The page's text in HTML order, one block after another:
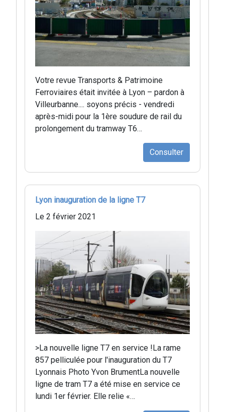
Votre revue Transports & Patrimoine
Ferroviaires était invitée à Lyon – pardon à
Villeurbanne.... soyons précis - vendredi
après-midi pour la 1ère soudure de rail du
prolongement du tramway T6…
Consulter
Lyon inauguration de la ligne T7
Le 2 février 2021
>La nouvelle ligne T7 en service !La rame
857 pelliculée pour l'inauguration du T7
Lyonnais Photo Yvon BrumentLa nouvelle
ligne de tram T7 a été mise en service ce
lundi 1er février. Elle relie «…